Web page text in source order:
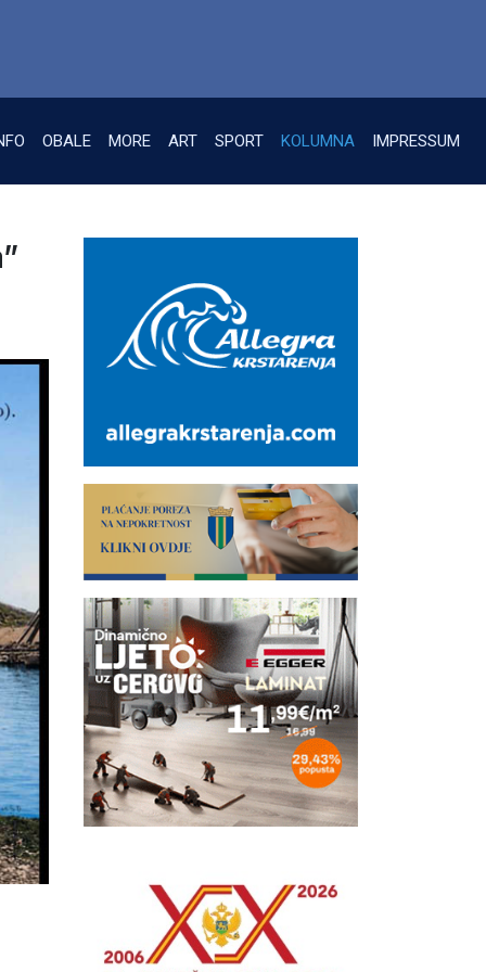
OBALE MORE ART SPORT KOLUMNA IMPRESSUM